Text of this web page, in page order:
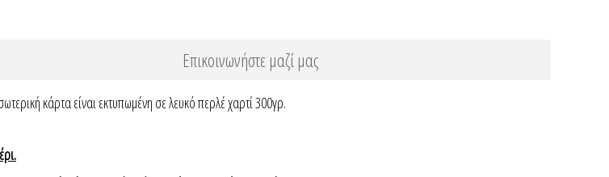
Επικοινωνήστε μαζί μας
κάρτα είναι εκτυπωμένη σε λευκό περλέ χαρτί 300γρ.